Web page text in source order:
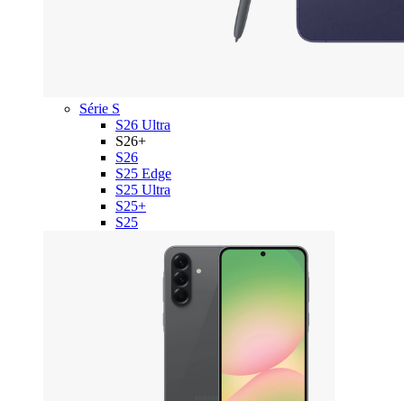
Série S
S26 Ultra
S26+
S26
S25 Edge
S25 Ultra
S25+
S25